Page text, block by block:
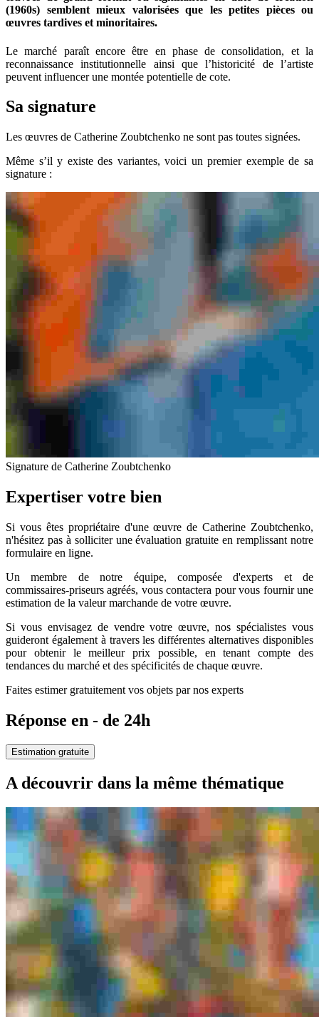
(1960s) semblent mieux valorisées que les petites pièces ou
œuvres tardives et minoritaires.
Le marché paraît encore être en phase de consolidation, et la
reconnaissance institutionnelle ainsi que l’historicité de l’artiste
peuvent influencer une montée potentielle de cote.
Sa signature
Les œuvres de Catherine Zoubtchenko ne sont pas toutes signées.
Même s’il y existe des variantes, voici un premier exemple de sa
signature :
Signature de Catherine Zoubtchenko
Expertiser votre bien
Si vous êtes propriétaire d'une œuvre de Catherine Zoubtchenko,
n'hésitez pas à solliciter une évaluation gratuite en remplissant notre
formulaire en ligne.
Un membre de notre équipe, composée d'experts et de
commissaires-priseurs agréés, vous contactera pour vous fournir une
estimation de la valeur marchande de votre œuvre.
Si vous envisagez de vendre votre œuvre, nos spécialistes vous
guideront également à travers les différentes alternatives disponibles
pour obtenir le meilleur prix possible, en tenant compte des
tendances du marché et des spécificités de chaque œuvre.
Faites estimer gratuitement vos objets par nos experts
Réponse en - de 24h
Estimation gratuite
A découvrir dans la même thématique